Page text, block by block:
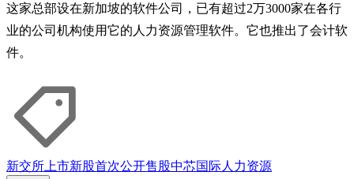
这家总部设在新加坡的软件公司，已有超过2万3000家在各行
业的公司机构使用它的人力资源管理软件。它也推出了会计软
件。
新交所 上市新股首次公开售股中芯国际人力资源